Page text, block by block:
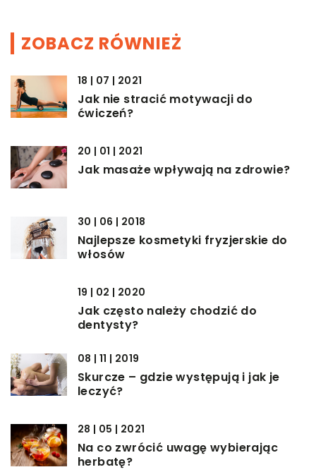
ZOBACZ RÓWNIEŻ
18 | 07 | 2021
Jak nie stracić motywacji do
ćwiczeń?
20 | 01 | 2021
Jak masaże wpływają na zdrowie?
30 | 06 | 2018
Najlepsze kosmetyki fryzjerskie do
włosów
19 | 02 | 2020
Jak często należy chodzić do
dentysty?
08 | 11 | 2019
Skurcze – gdzie występują i jak je
leczyć?
28 | 05 | 2021
Na co zwrócić uwagę wybierając
herbatę?